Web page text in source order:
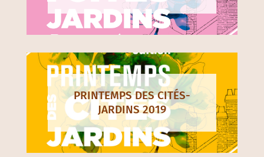
PRINTEMPS DES CITÉS-
JARDINS 2019